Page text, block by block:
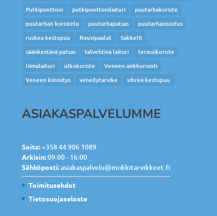
Putkiponttoni
putkiponttonilaituri
puutarhakoriste
puutarhan koristelu
puutarhapatsas
puutarhasisustus
ruskea kestopuu
Ruuvipaalut
Sakkelit
säänkestävä patsas
talvehtiva laituri
terassikoriste
Uimalaituri
ulkokoriste
Veneen ankkurointi
Veneen kiinnitys
veneilytarvike vihreä kestopuu
ASIAKASPALVELUMME
Soita:+358 44 906 1089
Arkisin:09:00 - 16:00
Sähköposti:asiakaspalvelu@mokkitarvikkeet.fi
Toimitusehdot
Tietosuojaseloste